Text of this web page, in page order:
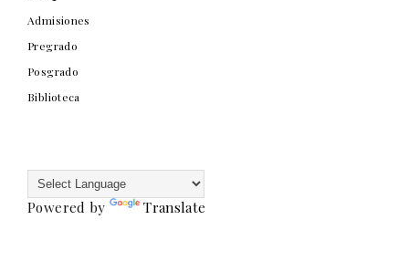
Admisiones
Pregrado
Posgrado
Biblioteca
Powered by Translate